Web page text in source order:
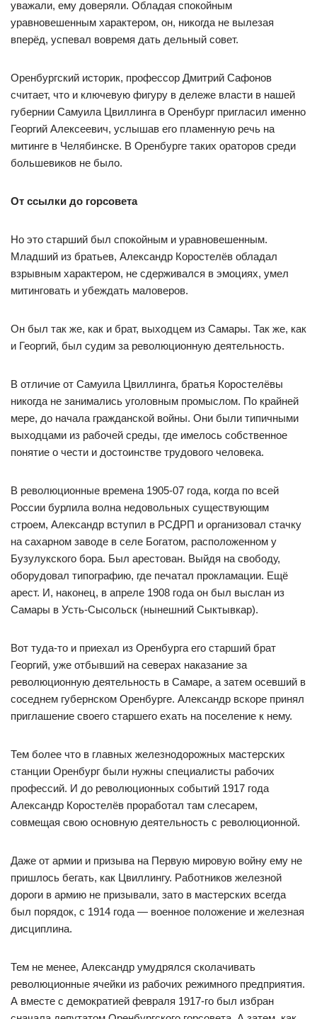
уважали, ему доверяли. Обладая спокойным
уравновешенным характером, он, никогда не вылезая
вперёд, успевал вовремя дать дельный совет.
Оренбургский историк, профессор Дмитрий Сафонов
считает, что и ключевую фигуру в дележе власти в нашей
губернии Самуила Цвиллинга в Оренбург пригласил именно
Георгий Алексеевич, услышав его пламенную речь на
митинге в Челябинске. В Оренбурге таких ораторов среди
большевиков не было.
От ссылки до горсовета
Но это старший был спокойным и уравновешенным.
Младший из братьев, Александр Коростелёв обладал
взрывным характером, не сдерживался в эмоциях, умел
митинговать и убеждать маловеров.
Он был так же, как и брат, выходцем из Самары. Так же, как
и Георгий, был судим за революционную деятельность.
В отличие от Самуила Цвиллинга, братья Коростелёвы
никогда не занимались уголовным промыслом. По крайней
мере, до начала гражданской войны. Они были типичными
выходцами из рабочей среды, где имелось собственное
понятие о чести и достоинстве трудового человека.
В революционные времена 1905-07 года, когда по всей
России бурлила волна недовольных существующим
строем, Александр вступил в РСДРП и организовал стачку
на сахарном заводе в селе Богатом, расположенном у
Бузулукского бора. Был арестован. Выйдя на свободу,
оборудовал типографию, где печатал прокламации. Ещё
арест. И, наконец, в апреле 1908 года он был выслан из
Самары в Усть-Сысольск (нынешний Сыктывкар).
Вот туда-то и приехал из Оренбурга его старший брат
Георгий, уже отбывший на северах наказание за
революционную деятельность в Самаре, а затем осевший в
соседнем губернском Оренбурге. Александр вскоре принял
приглашение своего старшего ехать на поселение к нему.
Тем более что в главных железнодорожных мастерских
станции Оренбург были нужны специалисты рабочих
профессий. И до революционных событий 1917 года
Александр Коростелёв проработал там слесарем,
совмещая свою основную деятельность с революционной.
Даже от армии и призыва на Первую мировую войну ему не
пришлось бегать, как Цвиллингу. Работников железной
дороги в армию не призывали, зато в мастерских всегда
был порядок, с 1914 года — военное положение и железная
дисциплина.
Тем не менее, Александр умудрялся сколачивать
революционные ячейки из рабочих режимного предприятия.
А вместе с демократией февраля 1917-го был избран